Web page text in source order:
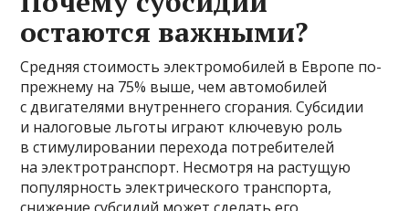
остаются важными?
Средняя стоимость электромобилей в Европе по-
прежнему на 75% выше, чем автомобилей
с двигателями внутреннего сгорания. Субсидии
и налоговые льготы играют ключевую роль
в стимулировании перехода потребителей
на электротранспорт. Несмотря на растущую
популярность электрического транспорта,